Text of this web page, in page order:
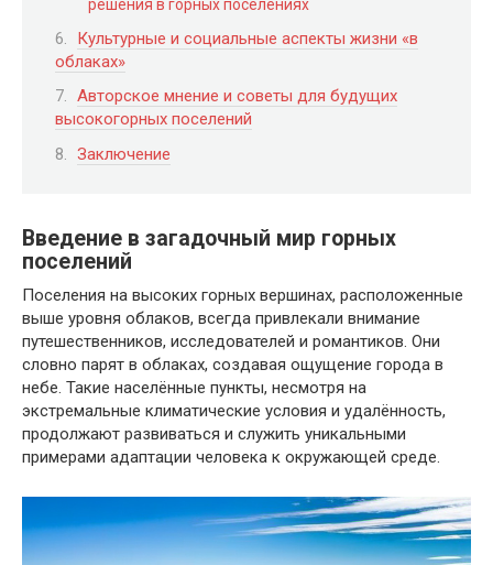
решения в горных поселениях
Культурные и социальные аспекты жизни «в
облаках»
Авторское мнение и советы для будущих
высокогорных поселений
Заключение
Введение в загадочный мир горных
поселений
Поселения на высоких горных вершинах, расположенные
выше уровня облаков, всегда привлекали внимание
путешественников, исследователей и романтиков. Они
словно парят в облаках, создавая ощущение города в
небе. Такие населённые пункты, несмотря на
экстремальные климатические условия и удалённость,
продолжают развиваться и служить уникальными
примерами адаптации человека к окружающей среде.